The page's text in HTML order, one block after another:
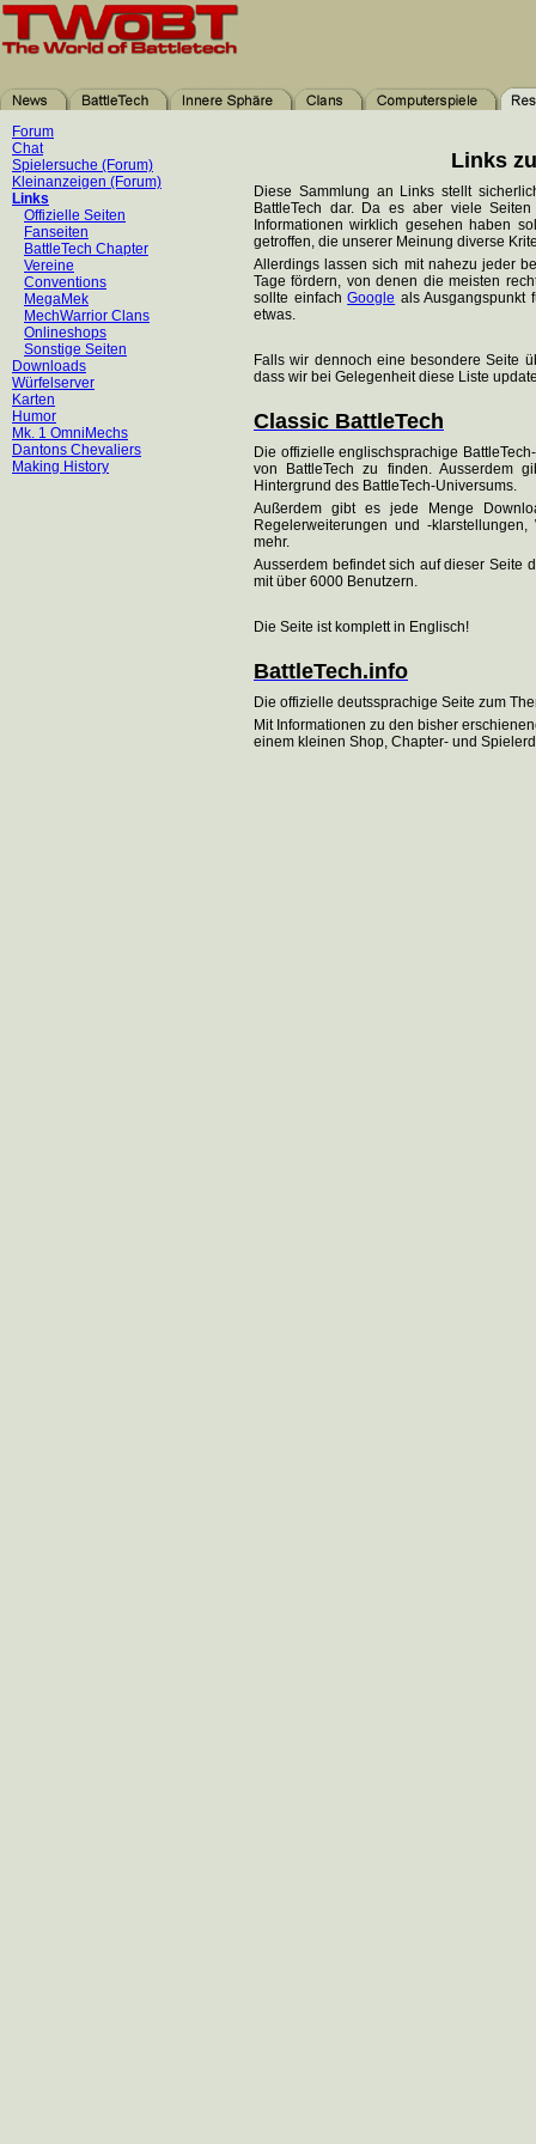
Forum
Chat
Spielersuche (Forum)
Kleinanzeigen (Forum)
Links
Offizielle Seiten
Fanseiten
BattleTech Chapter
Vereine
Conventions
MegaMek
MechWarrior Clans
Onlineshops
Sonstige Seiten
Downloads
Würfelserver
Karten
Humor
Mk. 1 OmniMechs
Dantons Chevaliers
Making History
Links
Diese Sammlung an Links stellt
BattleTech dar. Da es aber viele
Informationen wirklich gesehen haben
getroffen, die unserer Meinung diverse
Allerdings lassen sich mit nahezu jeder
Tage fördern, von denen die meisten
sollte einfachGoogle als Ausgangspunkt
etwas.
Falls wir dennoch eine besondere Seite
dass wir bei Gelegenheit diese Liste
Classic BattleTech
Die offizielle englischsprachige
von BattleTech zu finden. Ausserdem
Hintergrund des BattleTech-Universums.
Außerdem gibt es jede Menge
Regelerweiterungen und -
mehr.
Ausserdem befindet sich auf dieser Seite
mit über 6000 Benutzern.
Die Seite ist komplett in Englisch!
BattleTech.info
Die offizielle deutssprachige Seite zum
Mit Informationen zu den bisher
einem kleinen Shop, Chapter- und